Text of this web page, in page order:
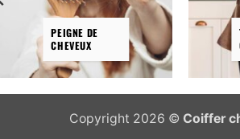
la
PEIGNE DE
CHEVEUX
Copyright 2026 © Coiffer